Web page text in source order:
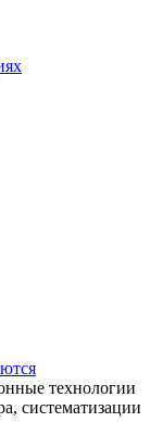
технологии
систематизации